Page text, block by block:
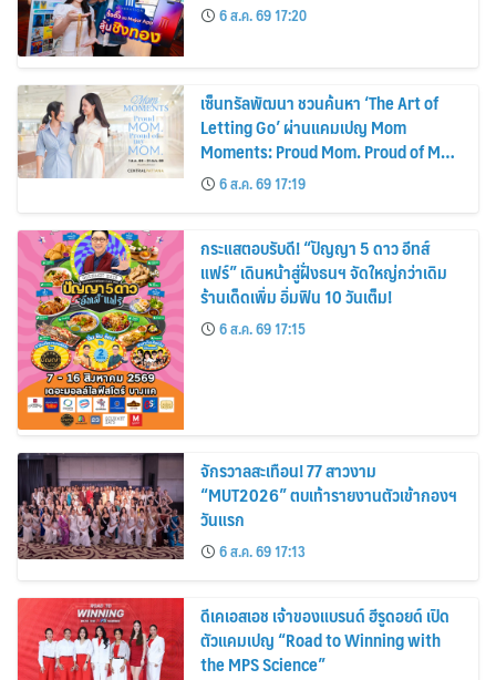
6 ส.ค. 69 17:20
เซ็นทรัลพัฒนา ชวนค้นหา ‘The Art of
Letting Go’ ผ่านแคมเปญ Mom
Moments: Proud Mom. Proud of My
Mom.6 ส.ค. 69 17:19
กระแสตอบรับดี! “ปัญญา 5 ดาว อีทส์
แฟร์” เดินหน้าสู่ฝั่งธนฯ จัดใหญ่กว่าเดิม
ร้านเด็ดเพิ่ม อิ่มฟิน 10 วันเต็ม!
6 ส.ค. 69 17:15
จักรวาลสะเทือน! 77 สาวงาม
“MUT2026” ตบเท้ารายงานตัวเข้ากองฯ
วันแรก
6 ส.ค. 69 17:13
ดีเคเอสเอช เจ้าของแบรนด์ ฮีรูดอยด์ เปิด
ตัวแคมเปญ “Road to Winning with
the MPS Science”